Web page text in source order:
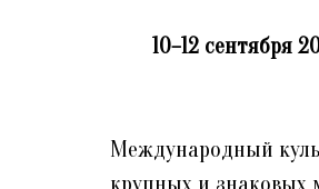
10–12 сентября
Международный